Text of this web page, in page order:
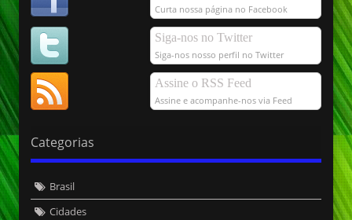
Curta nossa página no Facebook
Siga-nos no Twitter
Siga-nos nosso perfil no Twitter
Assine o RSS Feed
Assine e acompanhe-nos via Feed
Categorias
Brasil
Cidades